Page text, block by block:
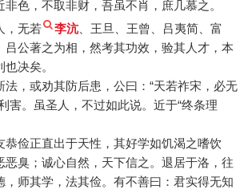
色，不取非财，吾虽不肖，庶几慕之。
，无若
李沆、王旦、王曾、吕夷简、富
吕公著之为相，然考其功效，验其人才，本
决矣。
法，或劝其防后患，公曰：“天若祚宋，必无
害。虽圣人，不过如此说。近于“终条理
俭正直出于天性，其好学如饥渴之嗜饮
恶臭；诚心自然，天下信之。退居于洛，往
，师其学，法其俭。有不善曰：君实得无知